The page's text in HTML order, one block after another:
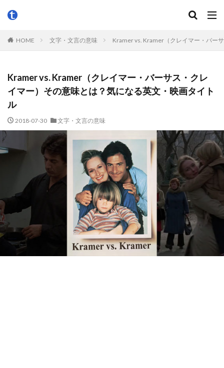
HOME 文字・文言の意味 Kramer vs. Kramer（クレイマー・バー
Kramer vs. Kramer（クレイマー・バーサス・クレ
イマー）その意味とは？気になる英文・映画タイト
ル
2018-07-30 文字・文言の意味